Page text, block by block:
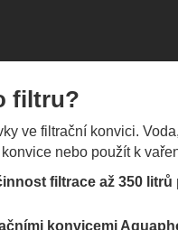
filtru?
ve filtrační konvici.
nebo použít k
filtrace až 350
konvicemi